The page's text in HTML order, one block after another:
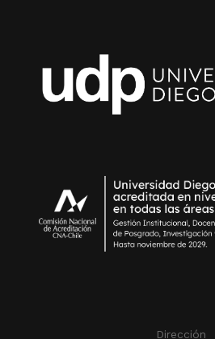
Dirección